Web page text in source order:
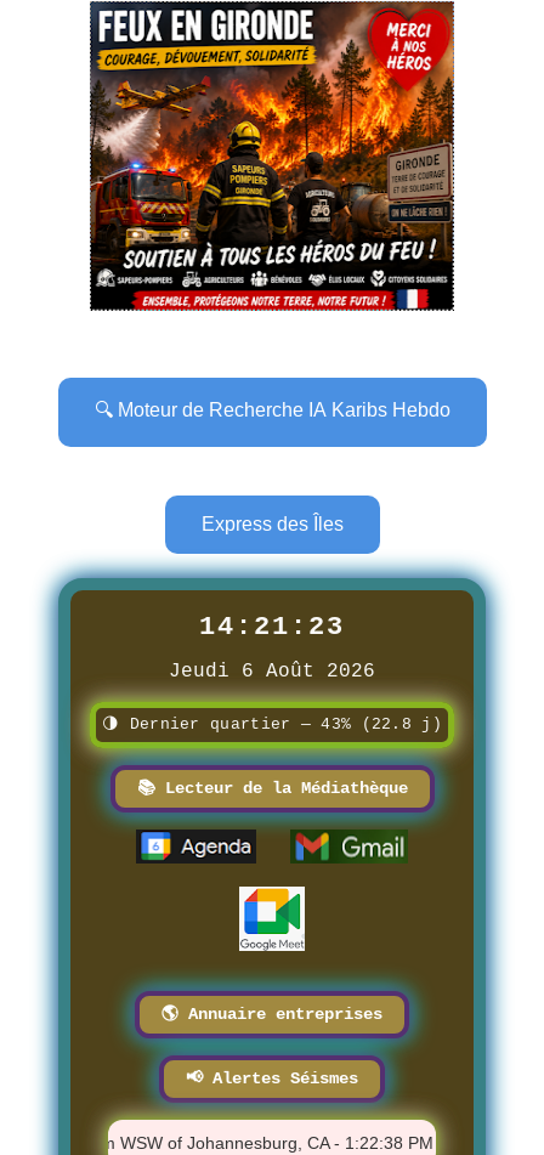
🔍 Moteur de Recherche IA Karibs Hebdo
Express des Îles
14:21:24
Jeudi 6 Août 2026
🌗 Dernier quartier — 43% (22.8 j)
📚 Lecteur de la Médiathèque
🌎 Annuaire entreprises
📢 Alertes Séismes
- 16 km WSW of Johannesburg, CA - 1:22:38 PM